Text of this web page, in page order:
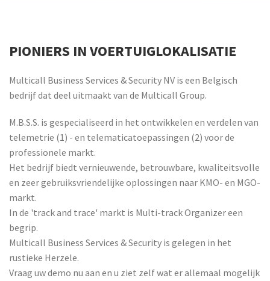
PIONIERS IN VOERTUIGLOKALISATIE
Multicall Business Services & Security NV is een Belgisch
bedrijf dat deel uitmaakt van de Multicall Group.
M.B.S.S. is gespecialiseerd in het ontwikkelen en verdelen van
telemetrie (1) - en telematicatoepassingen (2) voor de
professionele markt.
Het bedrijf biedt vernieuwende, betrouwbare, kwaliteitsvolle
en zeer gebruiksvriendelijke oplossingen naar KMO- en MGO-
markt.
In de 'track and trace' markt is Multi-track Organizer een
begrip.
Multicall Business Services & Security is gelegen in het
rustieke Herzele.
Vraag uw demo nu aan en u ziet zelf wat er allemaal mogelijk